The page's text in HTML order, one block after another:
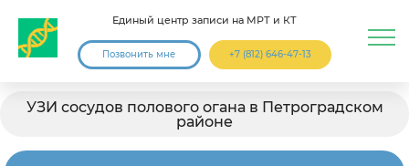
Единый центр записи на МРТ и КТ
Позвонить мне +7 (812) 646-47-13
УЗИ сосудов полового огана в Петроградском
районе